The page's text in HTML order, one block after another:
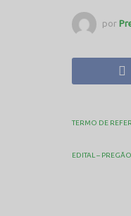
por
TERMO DE
EDITAL –